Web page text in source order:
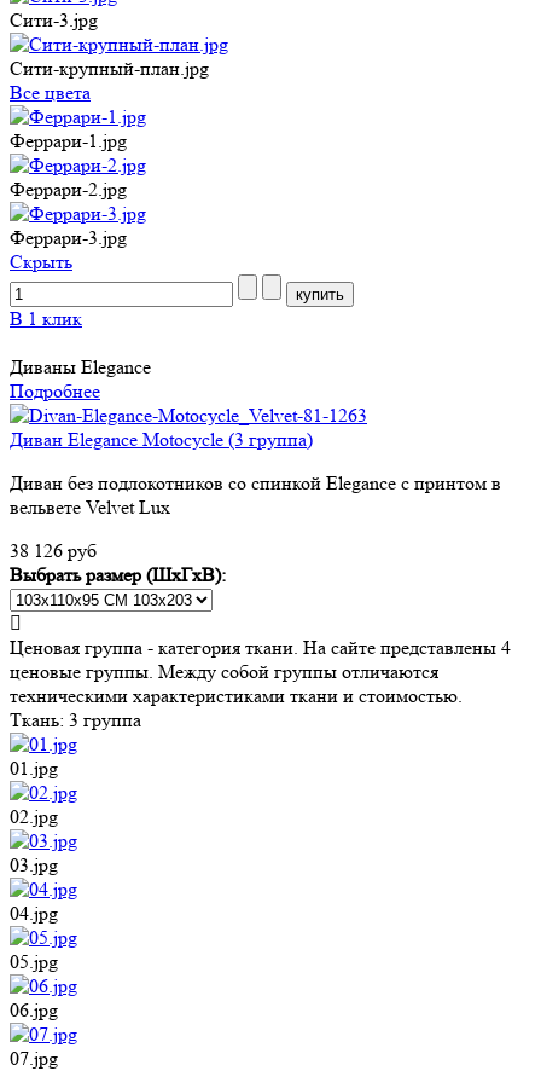
Сити-3.jpg
Сити-крупный-план.jpg
Все цвета
Феррари-1.jpg
Феррари-2.jpg
Феррари-3.jpg
Cкрыть
В 1 клик
Диваны Elegance
Подробнее
Диван Elegance Motocycle (3 группа)
Диван без подлокотников со спинкой Elegance c принтом в
вельвете Velvet Lux
38 126 руб
Выбрать размер (ШхГхВ):
Ценовая группа - категория ткани. На сайте представлены 4
ценовые группы. Между собой группы отличаются
техническими характеристиками ткани и стоимостью.
Ткань: 3 группа
01.jpg
02.jpg
03.jpg
04.jpg
05.jpg
06.jpg
07.jpg